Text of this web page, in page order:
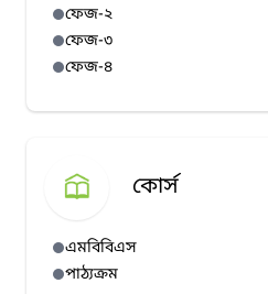
ফেজ-২
ফেজ-৩
ফেজ-৪
কোর্স
এমবিবিএস
পাঠ্যক্রম